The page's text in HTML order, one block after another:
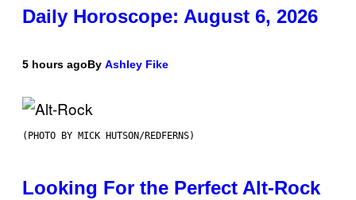
Daily Horoscope: August 6, 2026
5 hours agoBy Ashley Fike
(PHOTO BY MICK HUTSON/REDFERNS)
Looking For the Perfect Alt-Rock